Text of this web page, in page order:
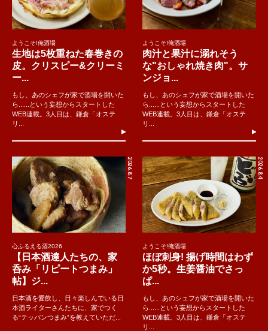
ようこそ!俺酒場
生地は5枚重ねた春巻きの
皮。クリスピー&クリーミ
ー...
もし、あのシェフが家で酒場を開いた
ら......という妄想からスタートした
WEB連載。3人目は、鎌倉「オステ
リ...
ようこそ!俺酒場
肉汁と果汁に溺れそう
な"おしゃれ焼き肉"。サ
ンジョ...
もし、あのシェフが家で酒場を開いた
ら......という妄想からスタートした
WEB連載。3人目は、鎌倉「オステ
リ...
2026.8.7
心ふるえる酒2026
【日本酒達人たちの、家
呑み「リピートつまみ」
帖】ジ...
日本酒を愛飲し、日々楽しんでいる日
本酒ライターさんたちに、家でつく
る“テッパンつまみ”を教えていただ...
2026.8.4
ようこそ!俺酒場
ほぼ刺身! 揚げ時間はわず
か5秒。生姜醤油でさっ
ぱ...
もし、あのシェフが家で酒場を開いた
ら......という妄想からスタートした
WEB連載。3人目は、鎌倉「オステ
リ...